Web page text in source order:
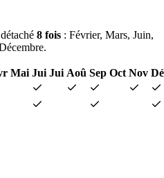
8 fois : Février, Mars, Juin,
Mai Jui Jui Aoû Sep Oct Nov